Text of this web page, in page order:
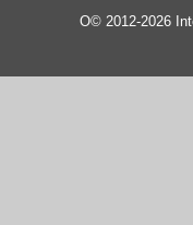
О© 2012-2026